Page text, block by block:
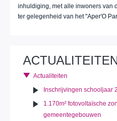
inhuldiging, met alle inwoners van
ter gelegenheid van het "Aper'O
Actualiteiten
Inschrijvingen schooljaar
1.170m² fotovoltaïsche
gemeentegebouwen